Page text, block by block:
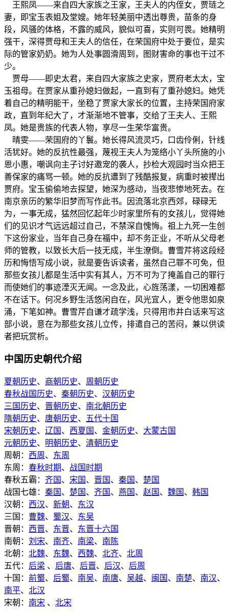
王熙凤——来自四大家族之王家，王夫人的内侄女，贾琏之
妻，即宝玉表姐及堂嫂。她年轻美丽中透出尊贵，苗条的身
段，风骚的体格，不露的威风，貌似可喜，实则可畏。她精明
强干，深得贾母和王夫人的信任，在荣国府中处于要位，是实
际的管家奶奶。她为人处事圆滑周到，图财害命的事也干过不
少。
贾母——即史太君，来自四大家族之史家，贾府老太太，宝
玉祖母。在贾家从重孙媳妇做起，一直到有了重孙媳妇。她凭
着自己的精明能干，坐稳了贾家大家长的位置，主持荣国府家
政，直到年纪大了，才渐渐地不管事，交给了王夫人、王熙
凤。她是贵族的代表人物，享尽一生荣华富贵。
晴雯——荣国府的丫鬟。她长得风流灵巧，口齿伶俐，针线
活犹好。她的反抗性最强，蔑视王夫人为笼络小丫头所施的小
恩小惠，嘲讽向主子讨好邀宠的袭人，抄检大观园时当众把王
善保家的痛骂一顿。她的反抗遭到了残酷报复，病重时被撵出
贾府。宝玉偷偷地去探望，她深为感动，当夜悲惨地死去。在
南京亲历的繁华旧梦而写作此书。因流落北京西郊，碌碌无
为，一事无成，猛然回忆起年少时家里所有的女孩儿，觉得她
们的见识才气远远超过自己，不禁深自愧悔。祖上九死一生创
下这份家业，当年自己身在福中，却不务正业，不听从父母老
师的管教，以致长大后一技无成，半生潦倒。曹雪芹将这段经
历和悔悟写成小说，就是要告诉读者，虽然自己罪不可免，但
那些女孩儿都是生活中实有其人，万不可为了掩盖自己的罪行
而使她们的事迹湮灭无闻。一念及此，心旌荡漾，一切困难都
不在话下。何况乡野生活悠闲自在，风光宜人，更令他思如泉
涌，下笔如神。曹雪芹自谦才疏学浅，只得用市井白话来写这
部小说，意在为那些女孩儿立传，排遣自己的苦闷，兼以供读
者把玩赏析。
中国历史朝代介绍
夏朝历史、 商朝历史、 周朝历史
春秋战国历史、 秦朝历史、 汉朝历史
三国历史、 晋朝历史、 南北朝历史
隋朝历史、 唐朝历史、
五代十国
宋朝历史、 辽国 、 西夏国 、 金朝历史、 大蒙古国
元朝历史、 明朝历史、 清朝历史
周朝： 西周 、 东周
东周： 春秋时期、 战国时期
春秋五霸： 齐国 、 宋国 、 晋国 、 秦国 、 楚国
战国七雄： 秦国 、 楚国 、 齐国 、 燕国 、 赵国 、 魏国 、 韩国
汉朝： 西汉、 新朝、 东汉
三国： 曹魏、 蜀汉、 东吴
晋朝： 西晋、 东晋、 东晋十六国
南朝： 刘宋、 南齐、 南梁、 南陈
北朝： 北魏、 东魏、 西魏、 北齐、 北周
五代： 后梁 、 后唐、 后晋、 后汉、 后周
十国： 前蜀、 后蜀、 南吴、 南唐、 吴越、 闽国 、 南楚、 南汉、
南平、 北汉
宋朝： 南宋 、 北宋